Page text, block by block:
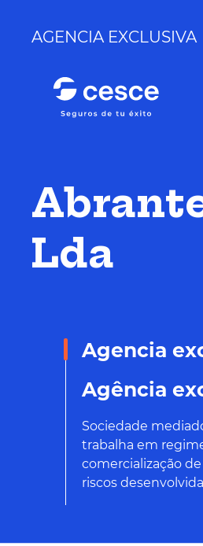
AGENCIA EXCLUSIVA
Lda
Agencia
Agência
Sociedade
trabalha em
comercialização
riscos